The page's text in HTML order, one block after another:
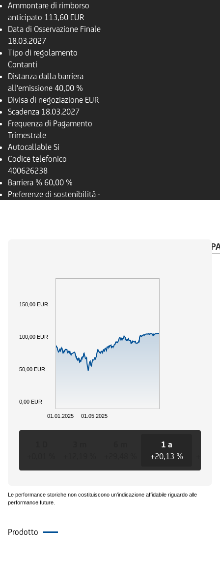
Ammontare di rimborso
anticipato 113,60 EUR
Data di Osservazione Finale
18.03.2027
Tipo di regolamento
Contanti
Distanza dalla barriera
all'emissione 40,00 %
Divisa di negoziazione EUR
Scadenza 18.03.2027
Frequenza di Pagamento
Trimestrale
Autocallable Si
Codice telefonico
400626238
Barriera % 60,00 %
Preferenze di sostenibilità -
CALENDARIO
01.01.2025 01.05.2025
0,00 EUR
50,00 EUR
100,00 EUR
150,00 EUR
1 a
+20,13 %
Le performance storiche non costituiscono un'indicazione affidabile riguardo alle
performance future.
Prodotto